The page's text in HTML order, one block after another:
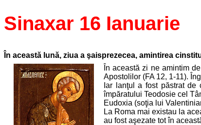
Sinaxar 16 Ianuarie
În această lună, ziua a şaisprezecea, amintirea
În această zi ne amintim
Apostolilor (FA 12, 1-11).
Iar lanţul a fost păstrat
împăratului Teodosie cel
Eudoxia (soţia lui
La Roma mai existau la
au fost aşezate tot în